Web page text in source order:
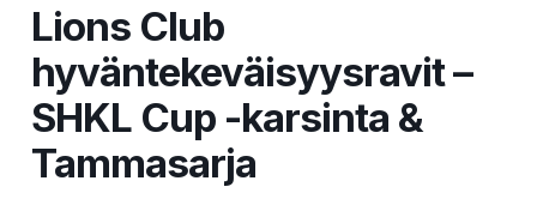
Lions Club
hyväntekeväisyysravit –
SHKL Cup -karsinta &
Tammasarja